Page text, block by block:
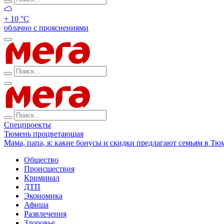
+ 10 °С
облачно с прояснениями
Спецпроекты
Тюмень процветающая
Мама, папа, я: какие бонусы и скидки предлагают семьям в
Общество
Происшествия
Криминал
ДТП
Экономика
Афиша
Развлечения